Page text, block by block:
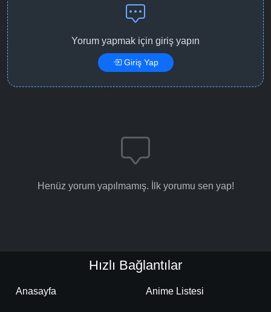
Yorum yapmak için giriş yapın
Giriş Yap
Henüz yorum yapılmamış. İlk yorumu sen yap!
Hızlı Bağlantılar
Anasayfa Anime Listesi